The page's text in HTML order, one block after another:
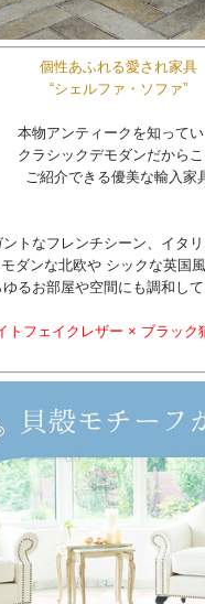
個性あふれる愛され家具
“シェルファ・ソファ”
本物アンティークを知って
クラシックデモダンだから
ご紹介できる優美な輸入家
ントなフレンチシーン、イタ
モダンな北欧や シックな英国
ゆるお部屋や空間にも調和して
トフェイクレザー × ブラック